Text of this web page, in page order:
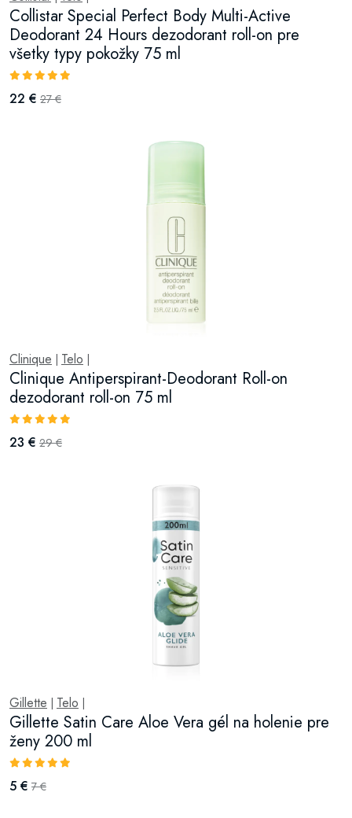
Collistar Special Perfect Body Multi-Active
Deodorant 24 Hours dezodorant roll-on pre
všetky typy pokožky 75 ml
22 € 27 €
Clinique Telo
Clinique Antiperspirant-Deodorant Roll-on
dezodorant roll-on 75 ml
23 € 29 €
Gillette Telo
Gillette Satin Care Aloe Vera gél na holenie pre
ženy 200 ml
5 € 7 €